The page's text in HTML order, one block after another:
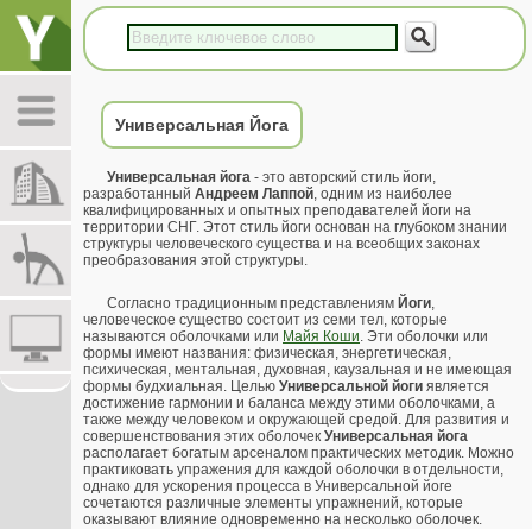
Универсальная Йога
Универсальная йога - это авторский стиль йоги,
разработанный Андреем Лаппой, одним из наиболее
квалифицированных и опытных преподавателей йоги на
территории СНГ. Этот стиль йоги основан на глубоком знании
структуры человеческого существа и на всеобщих законах
преобразования этой структуры.
Согласно традиционным представлениям Йоги,
человеческое существо состоит из семи тел, которые
называются оболочками или Майя Коши. Эти оболочки или
формы имеют названия: физическая, энергетическая,
психическая, ментальная, духовная, каузальная и не имеющая
формы будхиальная. Целью Универсальной йоги является
достижение гармонии и баланса между этими оболочками, а
также между человеком и окружающей средой. Для развития и
совершенствования этих оболочек Универсальная йога
располагает богатым арсеналом практических методик. Можно
практиковать упражения для каждой оболочки в отдельности,
однако для ускорения процесса в Универсальной йоге
сочетаются различные элементы упражнений, которые
оказывают влияние одновременно на несколько оболочек.